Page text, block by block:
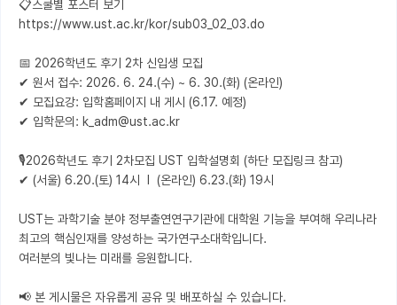
📋스쿨별 포스터 보기
https://www.ust.ac.kr/kor/sub03_02_03.do
📅 2026학년도 후기 2차 신입생 모집
✔ 원서 접수: 2026. 6. 24.(수) ~ 6. 30.(화) (온라인)
✔ 모집요강: 입학홈페이지 내 게시 (6.17. 예정)
✔ 입학문의: k_adm@ust.ac.kr
🎙️2026학년도 후기 2차모집 UST 입학설명회 (하단 모집링크 참고)
✔ (서울) 6.20.(토) 14시  l  (온라인) 6.23.(화) 19시
UST는 과학기술 분야 정부출연연구기관에 대학원 기능을 부여해 우리나라
최고의 핵심인재를 양성하는 국가연구소대학입니다.
여러분의 빛나는 미래를 응원합니다.
📢 본 게시물은 자유롭게 공유 및 배포하실 수 있습니다.